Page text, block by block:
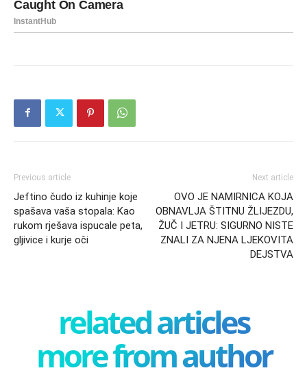
Previous article
Jeftino čudo iz kuhinje koje
spašava vaša stopala: Kao
rukom rješava ispucale peta,
gljivice i kurje oči
Next article
OVO JE NAMIRNICA KOJA
OBNAVLJA ŠTITNU ŽLIJEZDU,
ŽUČ I JETRU: SIGURNO NISTE
ZNALI ZA NJENA LJEKOVITA
DEJSTVA
related articles
more from author